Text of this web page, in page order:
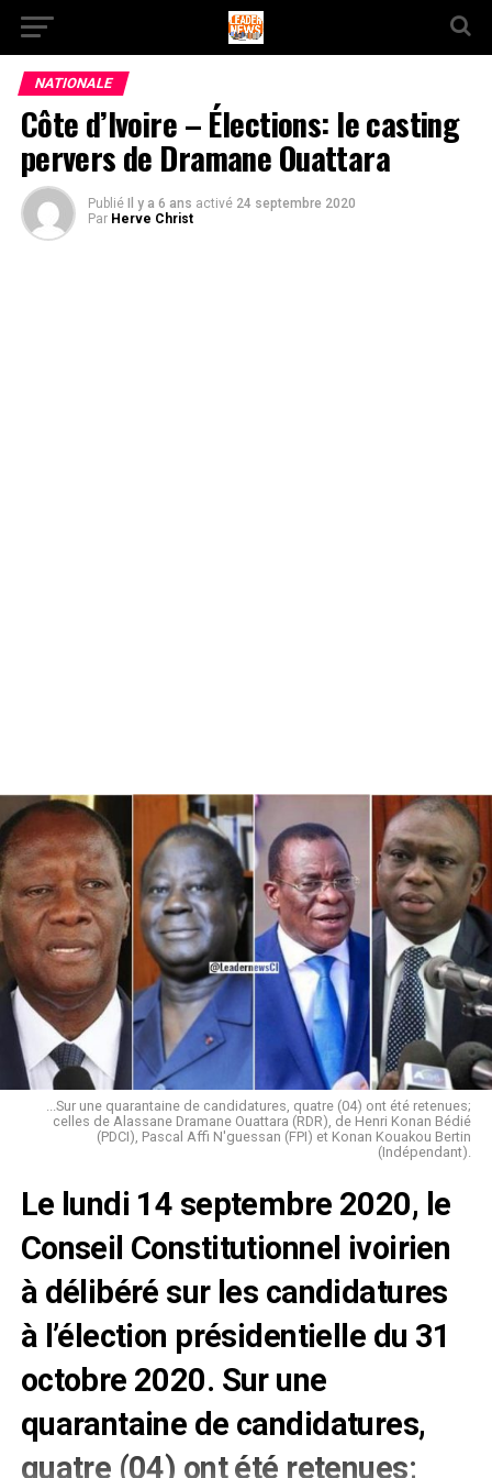
NATIONALE
Côte d’Ivoire – Élections: le casting
pervers de Dramane Ouattara
Publié Il y a 6 ans activé 24 septembre 2020
Par Herve Christ
...Sur une quarantaine de candidatures, quatre (04) ont été retenues;
celles de Alassane Dramane Ouattara (RDR), de Henri Konan Bédié
(PDCI), Pascal Affi N'guessan (FPI) et Konan Kouakou Bertin
(Indépendant).
Le lundi 14 septembre 2020, le
Conseil Constitutionnel ivoirien
à délibéré sur les candidatures
à l’élection présidentielle du 31
octobre 2020. Sur une
quarantaine de candidatures,
quatre (04) ont été retenues;